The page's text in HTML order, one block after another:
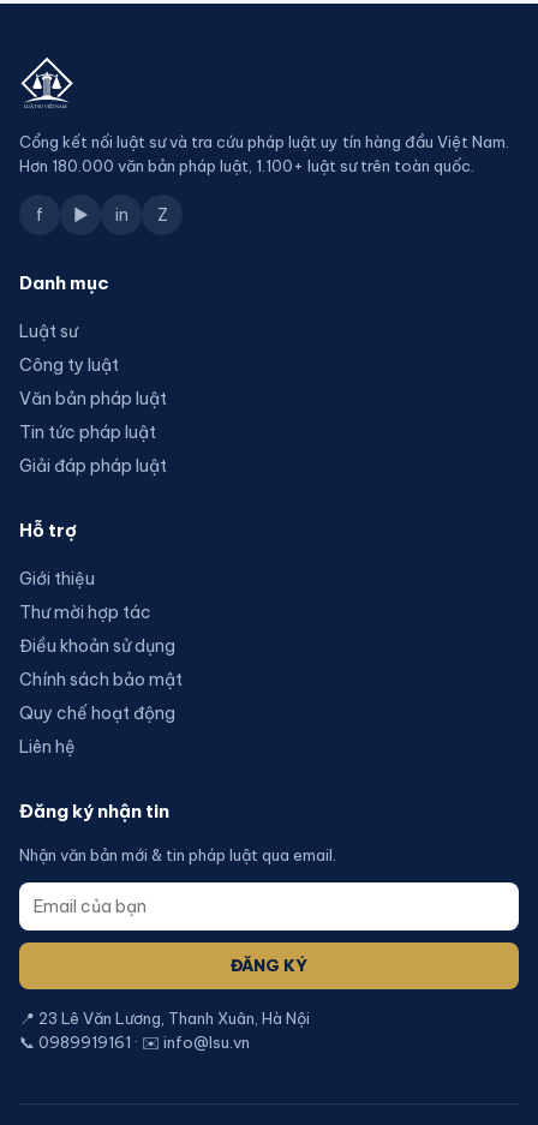
Cổng kết nối luật sư và tra cứu pháp luật uy tín hàng đầu Việt Nam.
Hơn 180.000 văn bản pháp luật, 1.100+ luật sư trên toàn quốc.
f ▶ in Z
Danh mục
Luật sư
Công ty luật
Văn bản pháp luật
Tin tức pháp luật
Giải đáp pháp luật
Hỗ trợ
Giới thiệu
Thư mời hợp tác
Điều khoản sử dụng
Chính sách bảo mật
Quy chế hoạt động
Liên hệ
Đăng ký nhận tin
Nhận văn bản mới & tin pháp luật qua email.
ĐĂNG KÝ
📍 23 Lê Văn Lương, Thanh Xuân, Hà Nội
📞 0989919161 · ✉️ info@lsu.vn